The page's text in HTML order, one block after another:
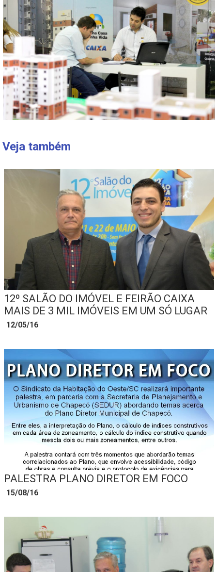
Veja também
12º SALÃO DO IMÓVEL E FEIRÃO CAIXA
MAIS DE 3 MIL IMÓVEIS EM UM SÓ LUGAR
12/05/16
PALESTRA PLANO DIRETOR EM FOCO
15/08/16